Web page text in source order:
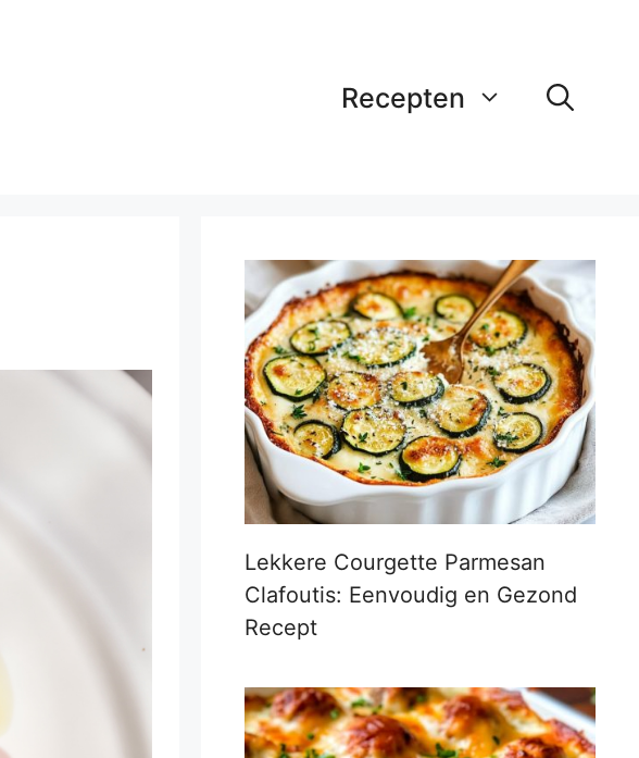
Recepten
Lekkere Courgette Parmesan
Clafoutis: Eenvoudig en Gezond
Recept